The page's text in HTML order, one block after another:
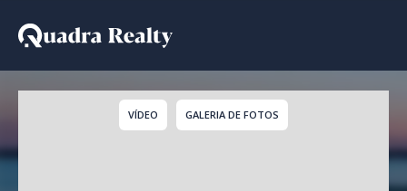
Casa De Condomínio a
VÍDEO GALERIA DE FOTOS